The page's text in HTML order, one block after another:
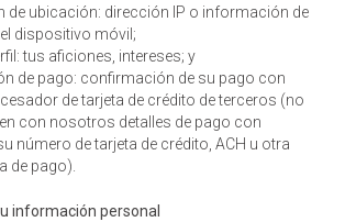
de ubicación: dirección IP o información de
dispositivo móvil;
tus aficiones, intereses; y
de pago: confirmación de su pago con
de tarjeta de crédito de terceros (no
con nosotros detalles de pago con
número de tarjeta de crédito, ACH u otra
de pago).
información personal